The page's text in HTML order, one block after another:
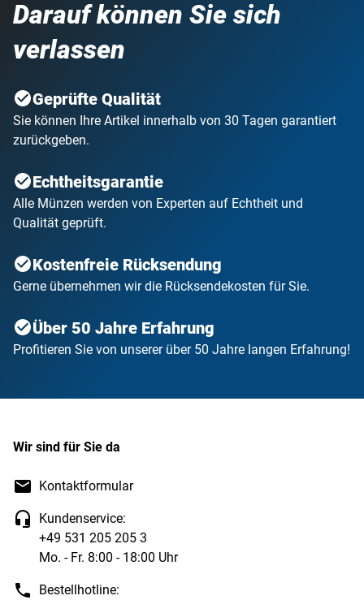
Darauf können Sie sich
verlassen
Geprüfte Qualität
Sie können Ihre Artikel innerhalb von 30 Tagen garantiert
zurückgeben.
Echtheitsgarantie
Alle Münzen werden von Experten auf Echtheit und
Qualität geprüft.
Kostenfreie Rücksendung
Gerne übernehmen wir die Rücksendekosten für Sie.
Über 50 Jahre Erfahrung
Profitieren Sie von unserer über 50 Jahre langen Erfahrung!
Wir sind für Sie da
Kontaktformular
Kundenservice:
+49 531 205 205 3
Mo. - Fr. 8:00 - 18:00 Uhr
Bestellhotline: